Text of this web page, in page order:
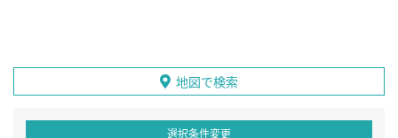
地図で検索
選択条件変更